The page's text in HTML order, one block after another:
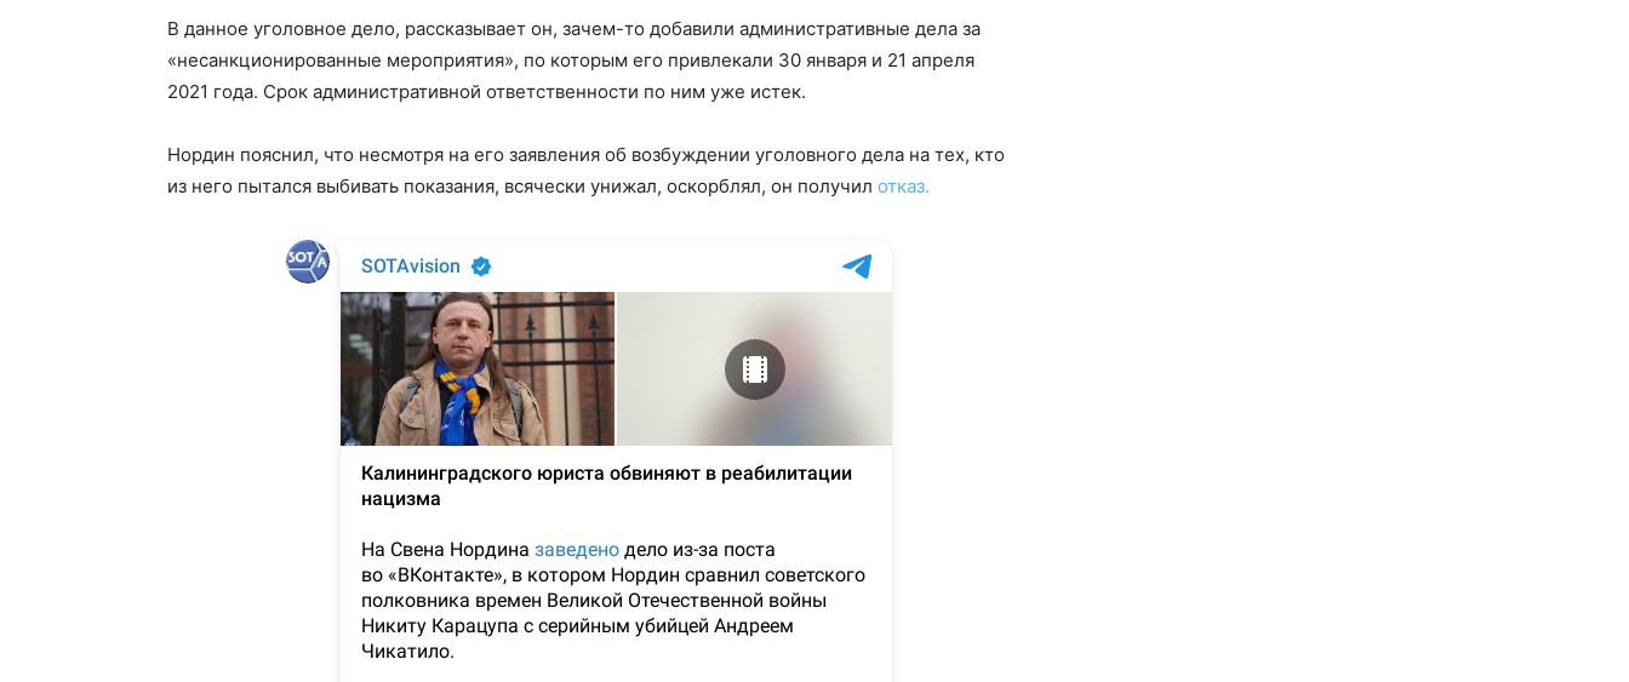
В данное уголовное дело, рассказывает он, зачем-то добавили административные дела за
«несанкционированные мероприятия», по которым его привлекали 30 января и 21 апреля
2021 года. Срок административной ответственности по ним уже истек.
Нордин пояснил, что несмотря на его заявления об возбуждении уголовного дела на тех, кто
из него пытался выбивать показания, всячески унижал, оскорблял, он получил отказ.